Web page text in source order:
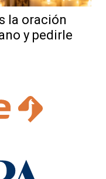
la oración
y pedirle